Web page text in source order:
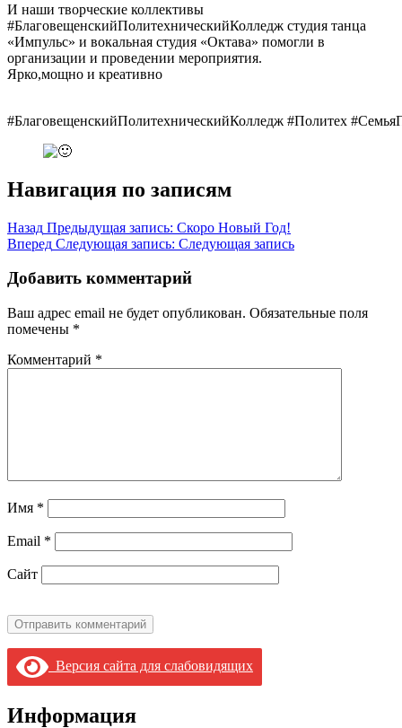
И наши творческие коллективы
#БлаговещенскийПолитехническийКолледж студия танца
«Импульс» и вокальная студия «Октава» помогли в
организации и проведении мероприятия.
Ярко,мощно и креативно
#БлаговещенскийПолитехническийКолледж #Политех
Навигация по записям
Назад Предыдущая запись: Скоро Новый Год!
Вперед Следующая запись: Следующая запись
Добавить комментарий
Ваш адрес email не будет опубликован. Обязательные поля
помечены *
Комментарий *
Имя *
Email *
Сайт
Версия сайта для слабовидящих
Информация